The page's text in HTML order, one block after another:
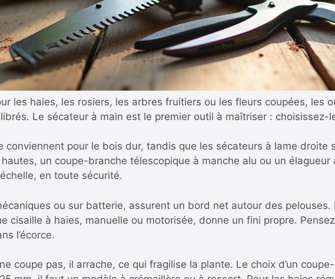
les haies, les rosiers, les arbres fruitiers ou les fleurs coupées, les
Le sécateur à main est le premier outil à maîtriser : choisissez-
conviennent pour le bois dur, tandis que les sécateurs à lame
un coupe-branche télescopique à manche alu ou un
en toute sécurité.
ou sur batterie, assurent un bord net autour des
cisaille à haies, manuelle ou motorisée, donne un fini propre.
l’écorce.
coupe pas, il arrache, ce qui fragilise la plante. Le choix d’un